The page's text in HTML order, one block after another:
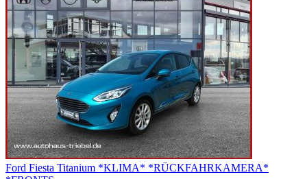
Ford Fiesta Titanium *KLIMA* *RÜCKFAHRKAMERA*